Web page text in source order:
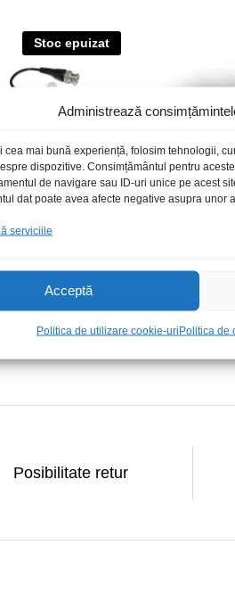
Administrează
cea mai bună experiență, folosim tehnologii,
dispozitive. Consimțământul pentru
de navigare sau ID-uri unice pe acest
dat poate avea afecte negative asupra unor
serviciile
Acceptă
Politica de utilizare cookie-uriPolitica de
Stoc epuizat
cu fir
lei/Set
lei 13,00lei
13,00lei
Posibilitate retur